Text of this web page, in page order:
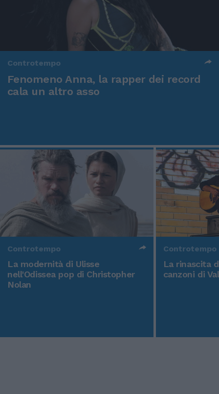
Controtempo
Fenomeno Anna, la rapper dei record
cala un altro asso
Controtempo
La modernità di Ulisse
nell'Odissea pop di Christopher
Nolan
Controtempo
La rinascita
canzoni di